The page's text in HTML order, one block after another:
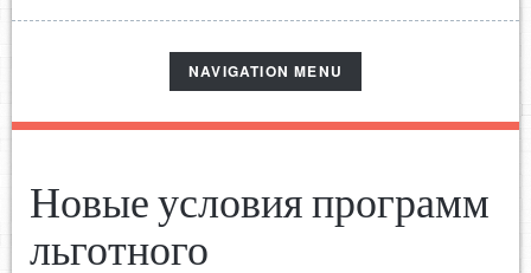
TOGGLE
NAVIGATION
NAVIGATION MENU
Новые условия программ
льготного